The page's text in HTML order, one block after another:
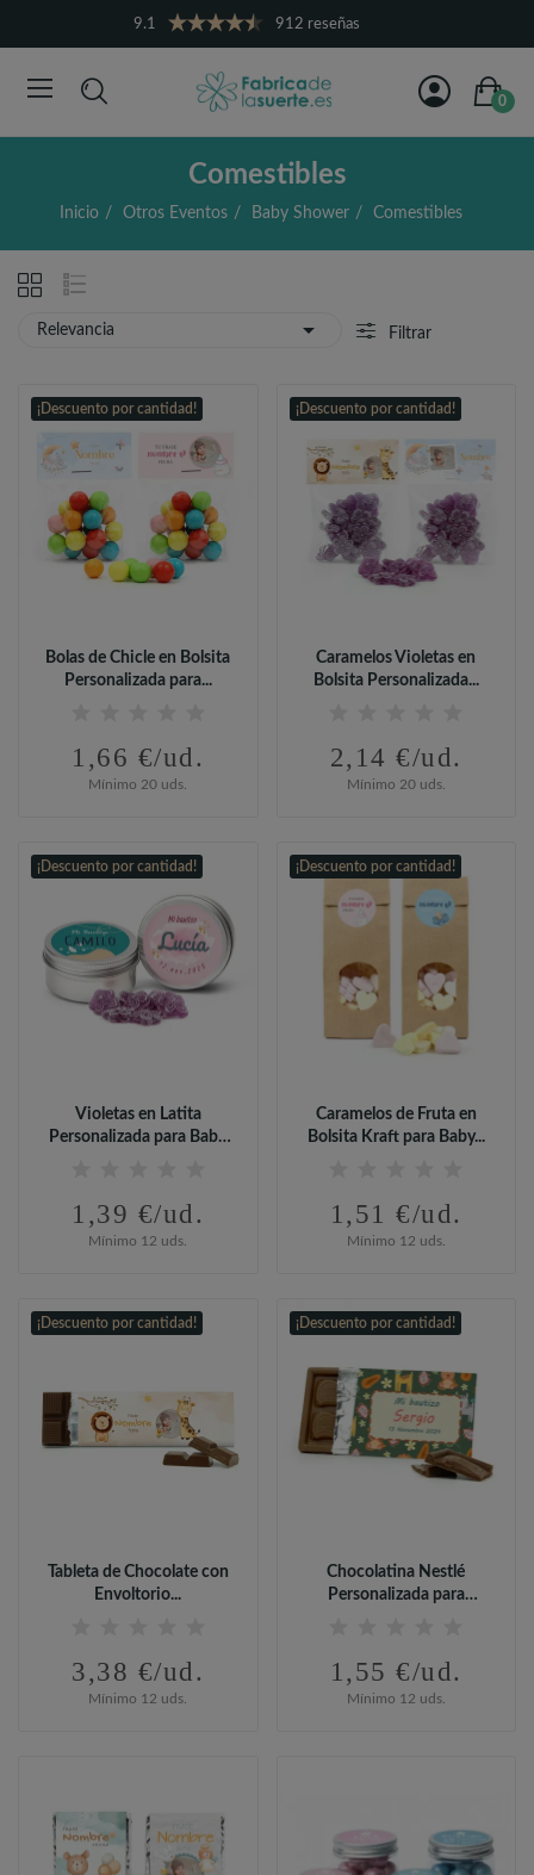
9.1 912 reseñas
0
Comestibles
Inicio Otros Eventos Baby Shower Comestibles
Relevancia  Filtrar
¡Descuento por cantidad!
Bolas de Chicle en Bolsita
Personalizada para...
1,66 €/ud.
Mínimo 20 uds.
¡Descuento por cantidad!
Caramelos Violetas en
Bolsita Personalizada...
2,14 €/ud.
Mínimo 20 uds.
¡Descuento por cantidad!
Violetas en Latita
Personalizada para Baby
1,39 €/ud.
Mínimo 12 uds.
¡Descuento por cantidad!
Caramelos de Fruta en
Bolsita Kraft para Baby...
1,51 €/ud.
Mínimo 12 uds.
¡Descuento por cantidad!
Tableta de Chocolate con
Envoltorio...
3,38 €/ud.
Mínimo 12 uds.
¡Descuento por cantidad!
Chocolatina Nestlé
Personalizada para
1,55 €/ud.
Mínimo 12 uds.